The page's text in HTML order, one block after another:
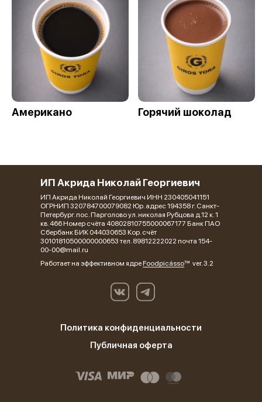
Американо Горячий шоколад
ИП Акрида Николай Георгиевич
ИП Акрида Николай Георгиевич ИНН 230405041151
ОГРНИП 320784700079082 Юр. адрес 194358 г. Санкт-
Петербург. пос. Парголово ул. николая Рубцова д.12 к. 1
кв. 466 Номер счёта 40802810755000067177 Банк ПАО
Сбербанк БИК 044030653 Кор. счёт
30101810500000000653 тел. 89812222022 почта 154-
00-00@mail.ru
Работает на эффективном ядреFoodpicássover. 3.2
Политика конфиденциальности
Публичная оферта